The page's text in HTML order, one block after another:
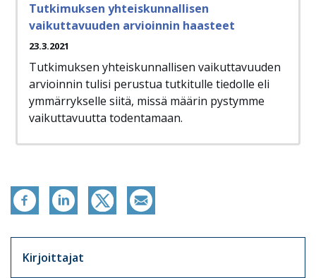
Tutkimuksen yhteiskunnallisen
vaikuttavuuden arvioinnin haasteet
23.3.2021
Tutkimuksen yhteiskunnallisen vaikuttavuuden
arvioinnin tulisi perustua tutkitulle tiedolle eli
ymmärrykselle siitä, missä määrin pystymme
vaikuttavuutta todentamaan.
Kirjoittajat